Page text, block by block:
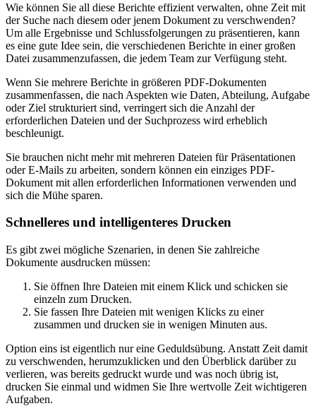
Wie können Sie all diese Berichte effizient verwalten, ohne Zeit mit
der Suche nach diesem oder jenem Dokument zu verschwenden?
Um alle Ergebnisse und Schlussfolgerungen zu präsentieren, kann
es eine gute Idee sein, die verschiedenen Berichte in einer großen
Datei zusammenzufassen, die jedem Team zur Verfügung steht.
Wenn Sie mehrere Berichte in größeren PDF-Dokumenten
zusammenfassen, die nach Aspekten wie Daten, Abteilung, Aufgabe
oder Ziel strukturiert sind, verringert sich die Anzahl der
erforderlichen Dateien und der Suchprozess wird erheblich
beschleunigt.
Sie brauchen nicht mehr mit mehreren Dateien für Präsentationen
oder E-Mails zu arbeiten, sondern können ein einziges PDF-
Dokument mit allen erforderlichen Informationen verwenden und
sich die Mühe sparen.
Schnelleres und intelligenteres Drucken
Es gibt zwei mögliche Szenarien, in denen Sie zahlreiche
Dokumente ausdrucken müssen:
Sie öffnen Ihre Dateien mit einem Klick und schicken sie
einzeln zum Drucken.
Sie fassen Ihre Dateien mit wenigen Klicks zu einer
zusammen und drucken sie in wenigen Minuten aus.
Option eins ist eigentlich nur eine Geduldsübung. Anstatt Zeit damit
zu verschwenden, herumzuklicken und den Überblick darüber zu
verlieren, was bereits gedruckt wurde und was noch übrig ist,
drucken Sie einmal und widmen Sie Ihre wertvolle Zeit wichtigeren
Aufgaben.